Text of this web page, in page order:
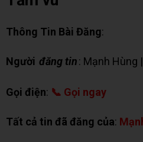
Thông Tin Bài Đăng:
Người đăng tin: Mạnh Hùng |
Gọi điện: 📞 Gọi ngay
Tất cả tin đã đăng của: